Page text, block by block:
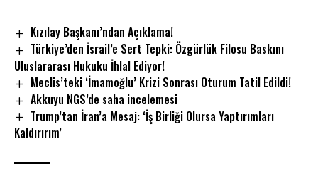
Kızılay Başkanı’ndan Açıklama!
Türkiye’den İsrail’e Sert Tepki: Özgürlük Filosu Baskını
Uluslararası Hukuku İhlal Ediyor!
Meclis’teki ‘İmamoğlu’ Krizi Sonrası Oturum Tatil Edildi!
Akkuyu NGS’de saha incelemesi
Trump’tan İran’a Mesaj: ‘İş Birliği Olursa Yaptırımları
Kaldırırım’